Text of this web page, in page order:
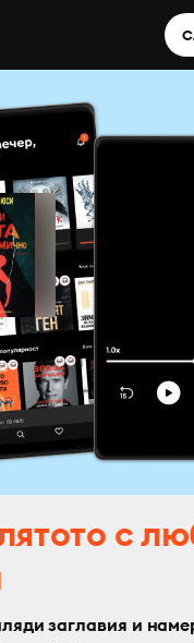
с
заглавия и